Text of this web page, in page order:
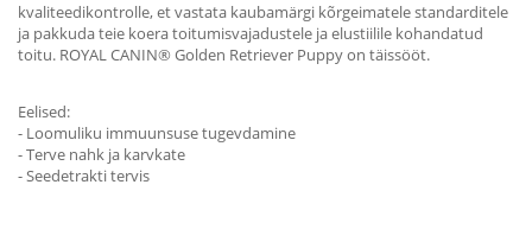
kvaliteedikontrolle, et vastata kaubamärgi kõrgeimatele standarditele
ja pakkuda teie koera toitumisvajadustele ja elustiilile kohandatud
toitu. ROYAL CANIN® Golden Retriever Puppy on täissööt.
Eelised:
- Loomuliku immuunsuse tugevdamine
- Terve nahk ja karvkate
- Seedetrakti tervis